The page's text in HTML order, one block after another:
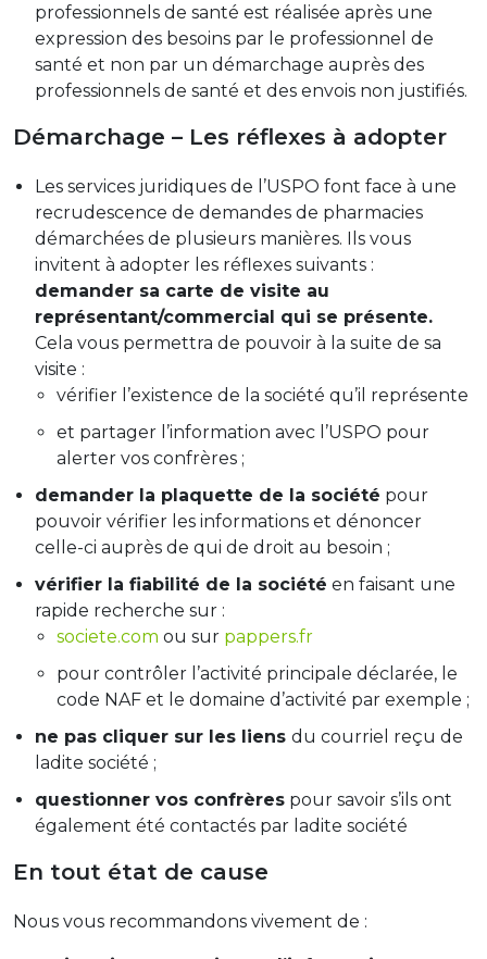
professionnels de santé est réalisée après une
expression des besoins par le professionnel de
santé et non par un démarchage auprès des
professionnels de santé et des envois non justifiés.
Démarchage – Les réflexes à adopter
Les services juridiques de l’USPO font face à une
recrudescence de demandes de pharmacies
démarchées de plusieurs manières. Ils vous
invitent à adopter les réflexes suivants :
demander sa carte de visite au
représentant/commercial qui se présente.
Cela vous permettra de pouvoir à la suite de sa
visite :
vérifier l’existence de la société qu’il représente
et partager l’information avec l’USPO pour
alerter vos confrères ;
demander la plaquette de la société pour
pouvoir vérifier les informations et dénoncer
celle-ci auprès de qui de droit au besoin ;
vérifier la fiabilité de la société en faisant une
rapide recherche sur :
societe.com ou sur pappers.fr
pour contrôler l’activité principale déclarée, le
code NAF et le domaine d’activité par exemple ;
ne pas cliquer sur les liens du courriel reçu de
ladite société ;
questionner vos confrères pour savoir s’ils ont
également été contactés par ladite société
En tout état de cause
Nous vous recommandons vivement de :